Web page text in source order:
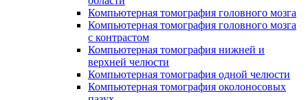
Компьютерная томография головного мозга
Компьютерная томография головного мозга
с контрастом
Компьютерная томография нижней и
верхней челюсти
Компьютерная томография одной челюсти
Компьютерная томография околоносовых